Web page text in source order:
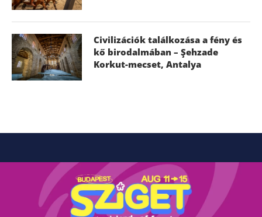
Civilizációk találkozása a fény és
kő birodalmában – Şehzade
Korkut-mecset, Antalya